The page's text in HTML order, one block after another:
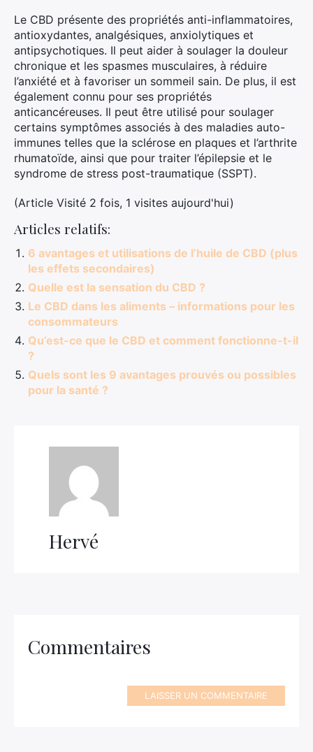
Le CBD présente des propriétés anti-inflammatoires,
antioxydantes, analgésiques, anxiolytiques et
antipsychotiques. Il peut aider à soulager la douleur
chronique et les spasmes musculaires, à réduire
l’anxiété et à favoriser un sommeil sain. De plus, il est
également connu pour ses propriétés
anticancéreuses. Il peut être utilisé pour soulager
certains symptômes associés à des maladies auto-
immunes telles que la sclérose en plaques et l’arthrite
rhumatoïde, ainsi que pour traiter l’épilepsie et le
syndrome de stress post-traumatique (SSPT).
(Article Visité 2 fois, 1 visites aujourd'hui)
Articles relatifs:
6 avantages et utilisations de l’huile de CBD (plus
les effets secondaires)
Quelle est la sensation du CBD ?
Le CBD dans les aliments – informations pour les
consommateurs
Qu’est-ce que le CBD et comment fonctionne-t-il
?
Quels sont les 9 avantages prouvés ou possibles
pour la santé ?
Hervé
Commentaires
LAISSER UN COMMENTAIRE